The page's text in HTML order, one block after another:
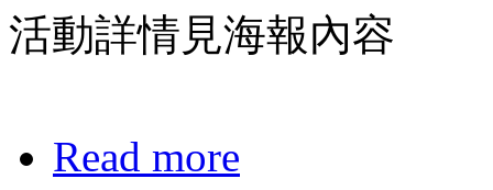
活動詳情見海報內容
Read more